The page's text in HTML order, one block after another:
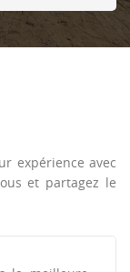
expérience avec
et partagez le